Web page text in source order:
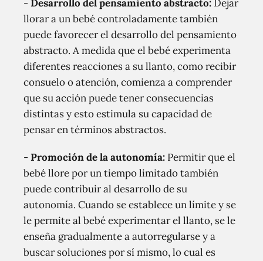
-Desarrollo del pensamiento abstracto: Dejar
llorar a un bebé controladamente también
puede favorecer el desarrollo del pensamiento
abstracto. A medida que el bebé experimenta
diferentes reacciones a su llanto, como recibir
consuelo o atención, comienza a comprender
que su acción puede tener consecuencias
distintas y esto estimula su capacidad de
pensar en términos abstractos.
-Promoción de la autonomía: Permitir que el
bebé llore por un tiempo limitado también
puede contribuir al desarrollo de su
autonomía. Cuando se establece un límite y se
le permite al bebé experimentar el llanto, se le
enseña gradualmente a autorregularse y a
buscar soluciones por sí mismo, lo cual es